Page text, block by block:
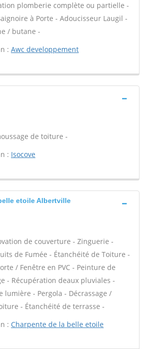
plomberie complète ou partielle -
à Porte - Adoucisseur Laugil -
/ butane -
: Awc developpement
de toiture -
: Isocove
etoile Albertville
de couverture - Zinguerie -
de Fumée - Étanchéité de Toiture -
/ Fenêtre en PVC - Peinture de
- Récupération deaux pluviales -
lumière - Pergola - Décrassage /
- Étanchéité de terrasse -
: Charpente de la belle etoile